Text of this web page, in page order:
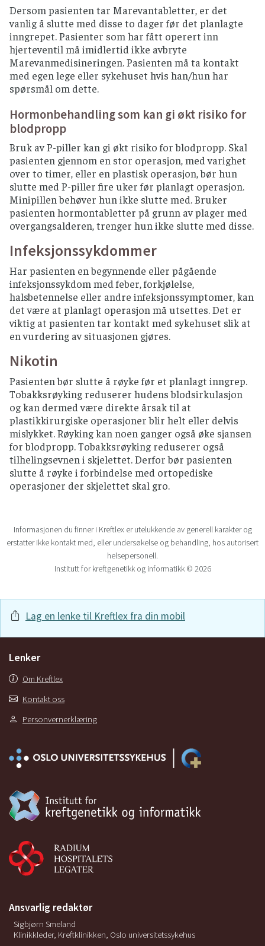
Dersom pasienten tar Marevantabletter, er det
vanlig å slutte med disse to dager før det planlagte
inngrepet. Pasienter som har fått operert inn
hjerteventil må imidlertid ikke avbryte
Marevanmedisineringen. Pasienten må ta kontakt
med egen lege eller sykehuset hvis han/hun har
spørsmål om dette.
Hormonbehandling som kan gi økt risiko for
blodpropp
Bruk av P-piller kan gi økt risiko for blodpropp. Skal
pasienten gjennom en stor operasjon, med varighet
over to timer, eller en plastisk operasjon, bør hun
slutte med P-piller fire uker før planlagt operasjon.
Minipillen behøver hun ikke slutte med. Bruker
pasienten hormontabletter på grunn av plager med
overgangsalderen, trenger hun ikke slutte med disse.
Infeksjonssykdommer
Har pasienten en begynnende eller pågående
infeksjonssykdom med feber, forkjølelse,
halsbetennelse eller andre infeksjonssymptomer, kan
det være at planlagt operasjon må utsettes. Det er
viktig at pasienten tar kontakt med sykehuset slik at
en vurdering av situasjonen gjøres.
Nikotin
Pasienten bør slutte å røyke før et planlagt inngrep.
Tobakksrøyking reduserer hudens blodsirkulasjon
og kan dermed være direkte årsak til at
plastikkirurgiske operasjoner blir helt eller delvis
mislykket. Røyking kan noen ganger også øke sjansen
for blodpropp. Tobakksrøyking reduserer også
tilhelingsevnen i skjelettet. Derfor bør pasienten
slutte å røyke i forbindelse med ortopediske
operasjoner der skjelettet skal gro.
Informasjonen du finner i Kreftlex er utelukkende av generell karakter og
erstatter ikke kontakt med, eller undersøkelse og behandling, hos autorisert
helsepersonell.
Institutt for kreftgenetikk og informatikk © 2026
Lag en lenke til Kreftlex fra din mobil
Lenker
Om Kreftlex
Kontakt oss
Personvernerklæring
Ansvarlig redaktør
Sigbjørn Smeland
Klinikkleder, Kreftklinikken, Oslo universitetssykehus